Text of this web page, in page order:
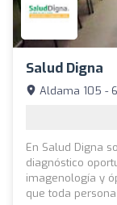
Salud Digna
Aldama 105 -
En Salud Digna
diagnóstico
imagenología y
que toda